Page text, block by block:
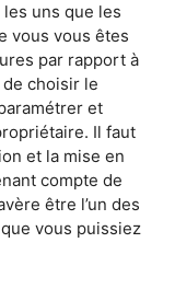
uns que les
vous vous êtes
par rapport à
de choisir le
et
Il faut
et la mise en
compte de
être l’un des
vous puissiez